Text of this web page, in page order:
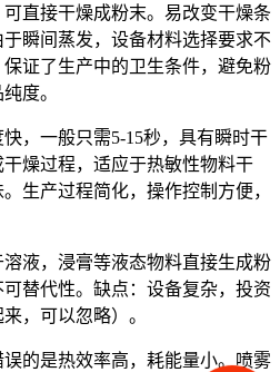
直接干燥成粉末。易改变干燥条
瞬间蒸发，设备材料选择要求不
证了生产中的卫生条件，避免粉
度。
，一般只需5-15秒，具有瞬时干
燥过程，适应于热敏性物料干
生产过程简化，操作控制方便，
液，浸膏等液态物料直接生成粉
替代性。缺点：设备复杂，投资
，可以忽略）。
的是热效率高，耗能量小。喷雾